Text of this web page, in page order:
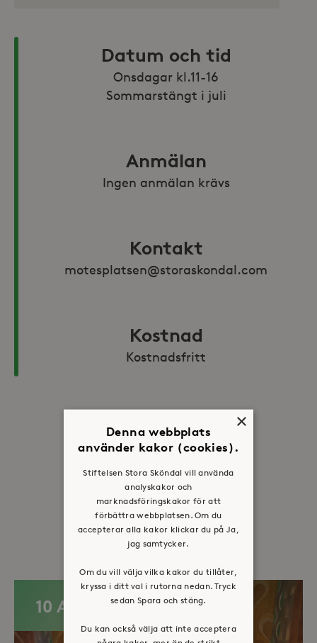
Datum och tid
Onsdagar kl.11-16
Sommarstängt i juli
Anmälan
Ingen anmälan krävs
Kontakt
motesplatsen@storaskondal.com
Kostnad
Kostnadsfritt
Dela:
FacebookTwitterLinkedIn
Fler evenemang
10 AUG
×
Denna webbplats
använder kakor (cookies).
Stiftelsen Stora Sköndal vill använda
analyskakor och
marknadsföringskakor för att
förbättra webbplatsen. Om du
accepterar alla kakor klickar du på Ja,
jag samtycker.
Om du vill välja vilka kakor du tillåter,
kryssa i ditt val i rutorna nedan. Tryck
sedan Spara och stäng.
Du kan också välja att inte acceptera